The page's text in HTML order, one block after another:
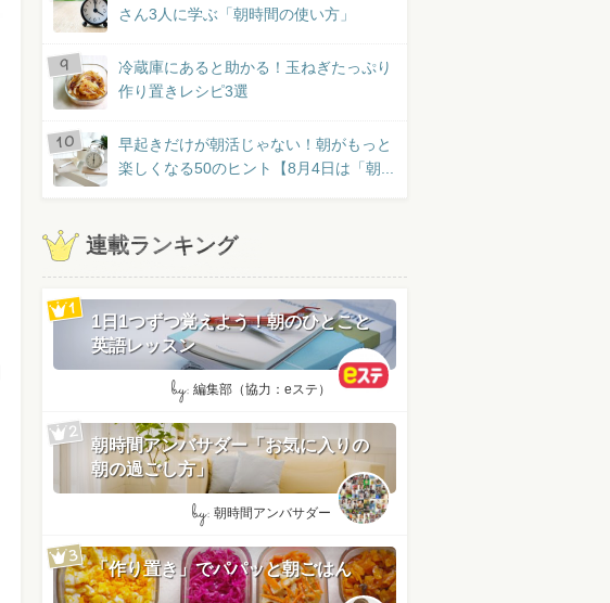
さん3人に学ぶ「朝時間の使い方」
冷蔵庫にあると助かる！玉ねぎたっぷり
作り置きレシピ3選
早起きだけが朝活じゃない！朝がもっと
楽しくなる50のヒント【8月4日は「朝...
連載ランキング
1日1つずつ覚えよう！朝のひとこと
英語レッスン
by: 編集部（協力：eステ）
朝時間アンバサダー「お気に入りの
朝の過ごし方」
by: 朝時間アンバサダー
「作り置き」でパパッと朝ごはん